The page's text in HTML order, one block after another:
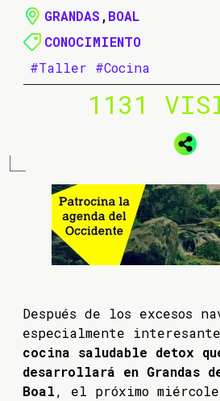
GRANDAS ,BOAL
CONOCIMIENTO
#Taller #Cocina
1131
Después de los excesos
especialmente
cocina saludable detox
desarrollará en Grandas
Boal, el próximo